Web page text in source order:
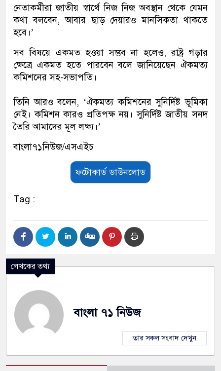
নেতাকর্মীরা জাতীয় স্বার্থে নিজ নিজ অবস্থান থেকে যেমন
কথা বলবেন, আবার ছাড় দেয়ারও মানসিকতা থাকতে
হবে।’
সব বিষয়ে একমত হওয়া সম্ভব না হলেও, রাষ্ট্র গড়ার
ক্ষেত্রে একমত হতে পারবেন বলে জানিয়েছেন ঐকমত্য
কমিশনের সহ-সভাপতি।
তিনি আরও বলেন, ‘ঐকমত্য কমিশনের সুনির্দিষ্ট ভূমিকা
নেই। কমিশন কারও প্রতিপক্ষ নয়। সুনির্দিষ্ট জাতীয় সনদ
তৈরি আমাদের মূল লক্ষ্য।’
বাংলা৭১নিউজ/এসএইচ
ফটোকার্ড ডাউনলোড
Tag :
লেখকের তথ্য
বাংলা ৭১ নিউজ
তার সকল সংবাদ দেখুন